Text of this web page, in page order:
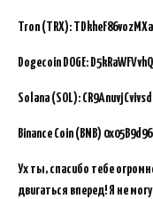
Tron (TRX):
Dogecoin DOGE:
Solana (SOL):
Binance Coin (BNB)
Ух ты, спасибо тебе
двигаться вперед! Я не